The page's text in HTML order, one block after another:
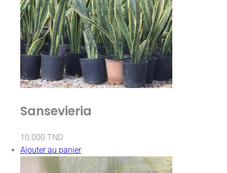
Sansevieria
10.000 TND
Ajouter au panier